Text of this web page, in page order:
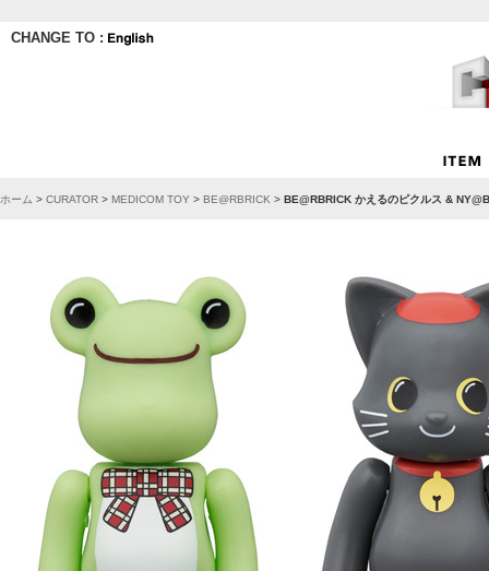
CHANGE TO :
ホーム > CURATOR > MEDICOM TOY > BE@RBRICK > BE@RBRICK かえるのピクルス &